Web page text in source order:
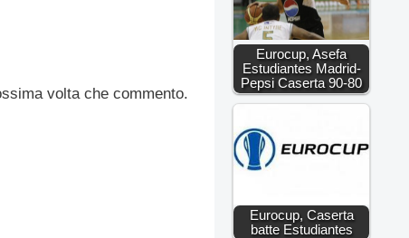
volta che commento.
Eurocup, Asefa
Estudiantes Madrid-
Pepsi Caserta 90-80
Eurocup, Caserta
batte Estudiantes